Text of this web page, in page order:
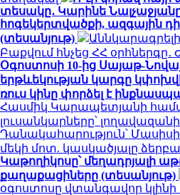
տեսակը․ Կարինե
հոգեկերտվածքի, ազգային
(տեսանյութ)
Բաքվում հնչեց ՀՀ
Օգոստոսի 10-ից Սայաթ-
երթևեկության կարգը
ռուս կինը փորձել է
Հասմիկ Կարապետյանի
լուսանկարները՝
Դանակահարություն՝
մեկի մոտ. կասկածյալը
Կաթողիկոսը՝ մեղադրյալի
քաղաքացիները (տեսանյութ)
օգոստոսը վտանգավոր